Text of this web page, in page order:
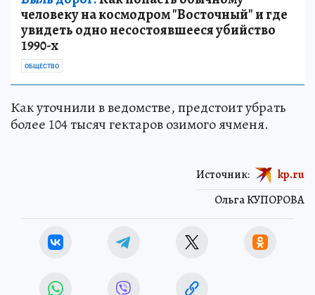
человеку на космодром "Восточный" и где
увидеть одно несостоявшееся убийство
1990-х
ОБЩЕСТВО
Как уточнили в ведомстве, предстоит убрать
более 104 тысяч гектаров озимого ячменя.
Ольга КУПОРОВА
Источник: kp.ru